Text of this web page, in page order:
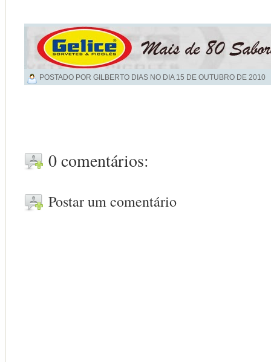
POSTADO POR GILBERTO DIAS NO DIA 15 DE OUTUBRO DE 2010
0 comentários:
Postar um comentário